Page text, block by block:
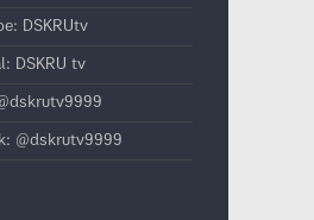
DSKRUtv
DSKRU tv
@dskrutv9999